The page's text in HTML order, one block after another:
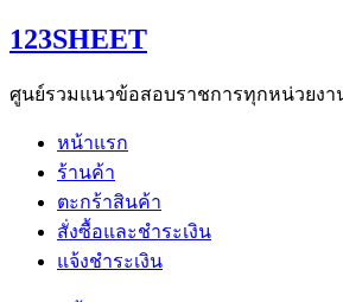
Skip
to
123SHEET
ศูนย์รวมแนวข้อสอบราชการทุกหน่วยงา
หน้าแรก
ร้านค้า
ตะกร้าสินค้า
สั่งซื้อและชำระเงิน
แจ้งชำระเงิน